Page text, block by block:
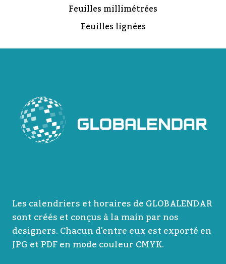
Feuilles millimétrées
Feuilles lignées
Les calendriers et horaires de GLOBALENDAR
sont créés et conçus à la main par nos
designers. Chacun d'entre eux est exporté en
JPG et PDF en mode couleur CMYK.